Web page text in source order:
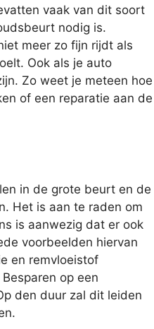
vaak van dit soort
nodig is.
meer zo fijn rijdt als
Ook als je auto
Zo weet je meteen hoe
of een reparatie aan de
in de grote beurt en de
Het is aan te raden om
is aanwezig dat er ook
voorbeelden hiervan
en remvloeistof
op een
den duur zal dit leiden